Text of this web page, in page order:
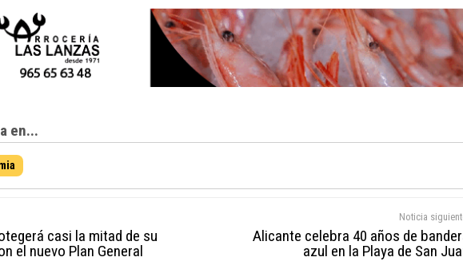
en...
casi la mitad de su
el nuevo Plan General
Noticia
Alicante celebra 40 años de
azul en la Playa de San